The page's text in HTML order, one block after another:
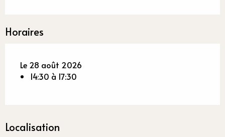
Horaires
Le 28 août 2026
14:30 à 17:30
Localisation